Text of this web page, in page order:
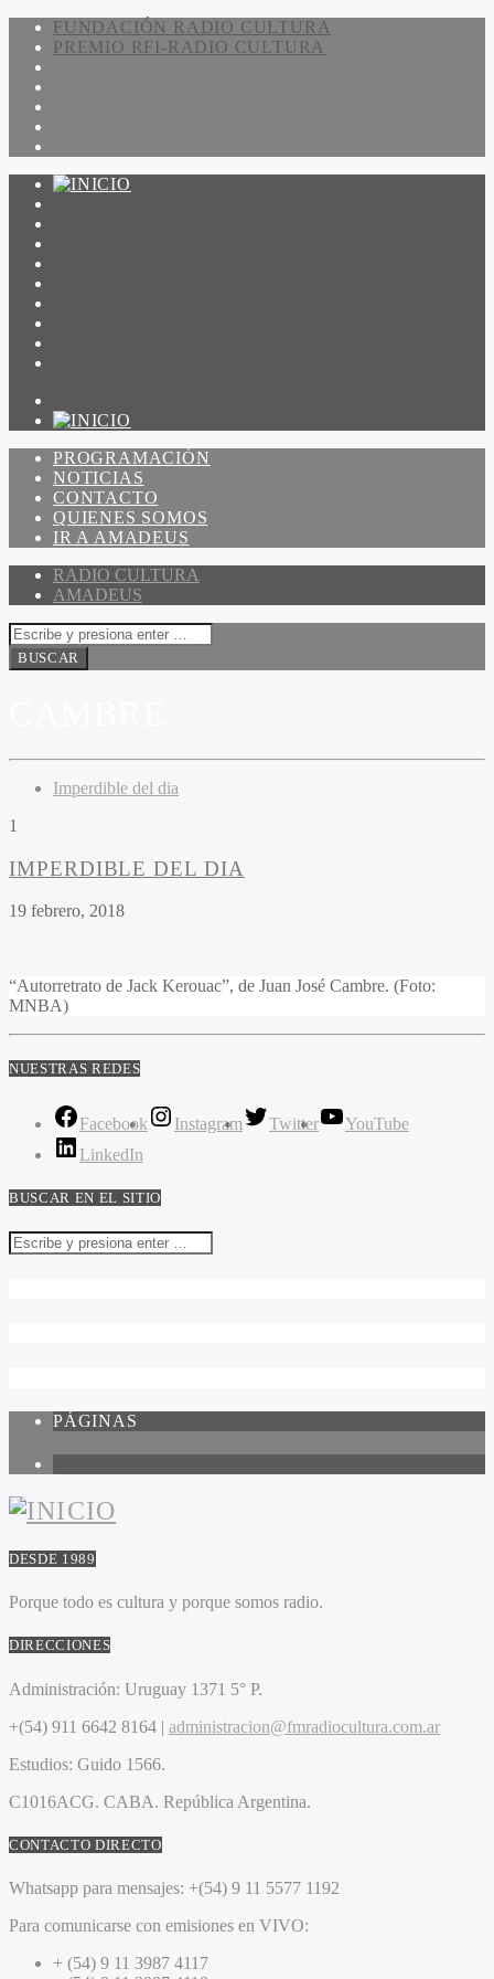
FUNDACIÓN RADIO CULTURA
PREMIO RFI-RADIO CULTURA
PROGRAMACIÓN
NOTICIAS
CONTACTO
QUIENES SOMOS
IR A AMADEUS
RADIO CULTURA
AMADEUS
Imperdible del dia
1
IMPERDIBLE DEL DIA
19 febrero, 2018
“Autorretrato de Jack Kerouac”, de Juan José Cambre. (Foto:
MNBA)
NUESTRAS REDES
Facebook Instagram Twitter
YouTube
LinkedIn
BUSCAR EN EL SITIO
PÁGINAS
DESDE 1989
Porque todo es cultura y porque somos radio.
DIRECCIONES
Administración: Uruguay 1371 5° P.
+(54) 911 6642 8164 | administracion@fmradiocultura.com.ar
Estudios: Guido 1566.
C1016ACG. CABA. República Argentina.
CONTACTO DIRECTO
Whatsapp para mensajes: +(54) 9 11 5577 1192
Para comunicarse con emisiones en VIVO:
+ (54) 9 11 3987 4117